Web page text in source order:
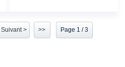
Suivant > >> Page 1 / 3